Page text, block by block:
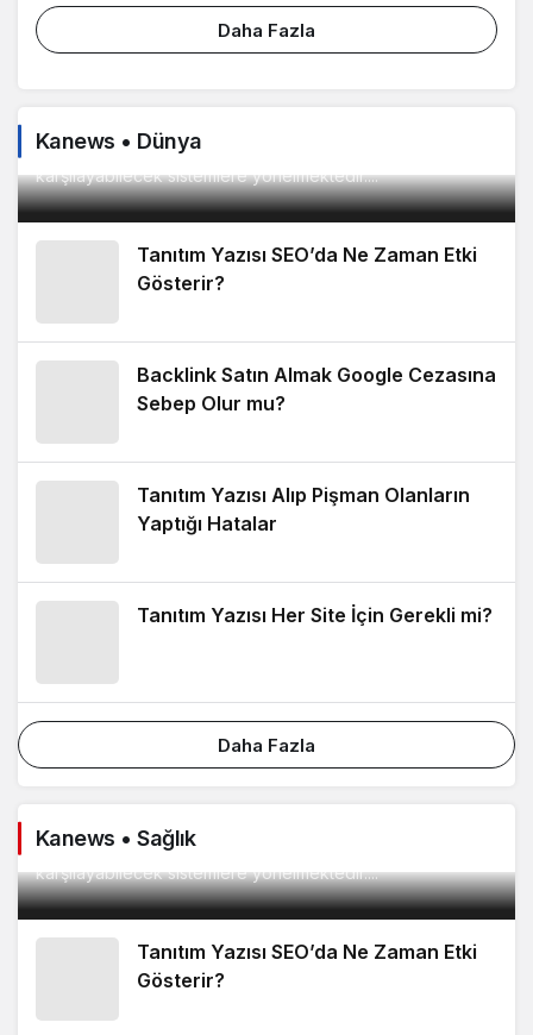
Daha Fazla
Kanews • Dünya
Online alışveriş platformlarına olan ilginin artmasıyla birlikte
tüketiciler artık farklı ihtiyaçlarını aynı noktadan
karşılayabilecek sistemlere yönelmektedir....
Tanıtım Yazısı SEO’da Ne Zaman Etki
Gösterir?
Backlink Satın Almak Google Cezasına
Sebep Olur mu?
Tanıtım Yazısı Alıp Pişman Olanların
Yaptığı Hatalar
Tanıtım Yazısı Her Site İçin Gerekli mi?
Daha Fazla
Kanews • Sağlık
METROPOOL AVM Geniş Ürün Yelpazesiyle
Online alışveriş platformlarına olan ilginin artmasıyla birlikte
tüketiciler artık farklı ihtiyaçlarını aynı noktadan
karşılayabilecek sistemlere yönelmektedir....
Tanıtım Yazısı SEO’da Ne Zaman Etki
Gösterir?